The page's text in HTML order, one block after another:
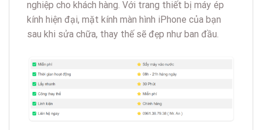
nghiệp cho khách hàng. Với trang thiết bị máy ép
kính hiện đại, mặt kính màn hình iPhone của bạn
sau khi sửa chữa, thay thế sẽ đẹp như ban đầu.